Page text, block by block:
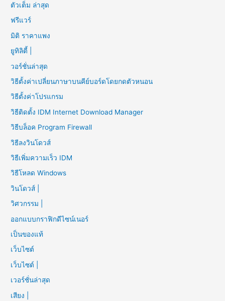
ตัวเต็ม ล่าสุด
ฟรีแวร์
มิติ ราคาแพง
ยูทิลิตี้ |
วอร์ชั่นล่าสุด
วิธีตั้งค่าเปลี่ยนภาษาบนคีย์บอร์ดโดยกดตัวหนอน
วิธีตั้งค่าโปรแกรม
วิธีติดตั้ง IDM Internet Download Manager
วิธีบล็อค Program Firewall
วิธีลงวินโดวส์
วิธีเพิ่มความเร็ว IDM
วิธีโหลด Windows
วินโดวส์ |
วิศวกรรม |
ออกแบบกราฟิกดีไซน์เนอร์
เป็นของแท้
เว็บไซต์
เว็บไซต์ |
เวอร์ชั่นล่าสุด
เสียง |